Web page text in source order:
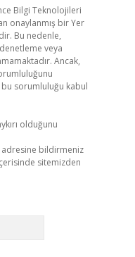
Bilgi Teknolojileri
onaylanmış bir Yer
Bu nedenle,
veya
Ancak,
sorumluluğu kabul
olduğunu
adresine bildirmeniz
sitemizden